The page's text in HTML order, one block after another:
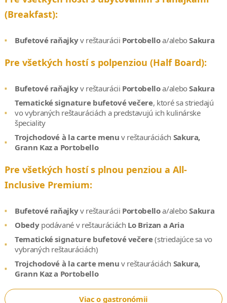
(Breakfast):
Bufetové raňajkyv reštaurácii Portobelloa/aleboSakura
Pre všetkých hostí s polpenziou (Half Board):
Bufetové raňajkyv reštaurácii Portobelloa/aleboSakura
Tematické signature bufetové večere, ktoré sa striedajú
vo vybraných reštauráciách a predstavujú ich kulinárske
špeciality
Trojchodové à la carte menu v reštauráciách Sakura,
Grann Kaz a Portobello
Pre všetkých hostí s plnou penziou a All-
Inclusive Premium:
Bufetové raňajkyv reštaurácii Portobelloa/aleboSakura
Obedypodávané v reštauráciách Lo Brizan a Aria
Tematické signature bufetové večere(striedajúce sa vo
vybraných reštauráciách)
Trojchodové à la carte menu v reštauráciách Sakura,
Grann Kaz a Portobello
Viac o gastronómii